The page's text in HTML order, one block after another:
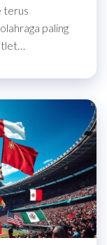
terus
paling